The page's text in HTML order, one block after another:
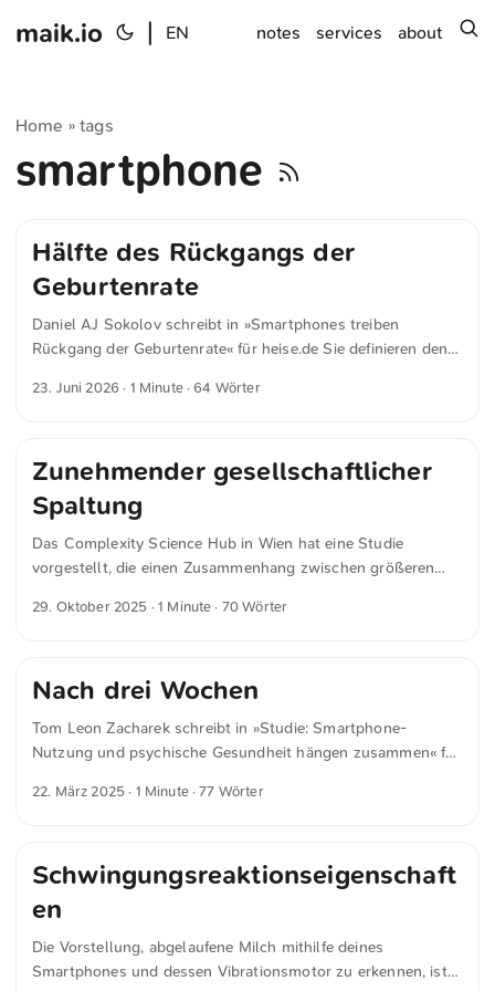
maik.io EN notes services about
Home »tags
smartphone
Hälfte des Rückgangs der
Geburtenrate
Daniel AJ Sokolov schreibt in »Smartphones treiben
Rückgang der Geburtenrate« für heise.de Sie definieren den
Markteinführung des iPhones im Jahr 2007. Durch
nach Berechnungsmethode, ein Drittel bis knapp über die
Hälfte des Rückgangs der Geburtenrate in den USA erklärt.
23. Juni 2026 · 1 Minute · 64 Wörter
Zunehmender gesellschaftlicher
Spaltung
Das Complexity Science Hub in Wien hat eine Studie
vorgestellt, die einen Zusammenhang zwischen größeren
Spaltung sieht. Die Forschenden vermuten, dass mehr
Alternativen gibt. Ich habe die Studie selbst nicht gelesen,
überzeugt bin ich noch nicht, aber der Gedanke ist
interessant.
29. Oktober 2025 · 1 Minute · 70 Wörter
Nach drei Wochen
Tom Leon Zacharek schreibt in »Studie: Smartphone-
Nutzung und psychische Gesundheit hängen zusammen« für
zwischen einer Smartphone-Nutzung von weniger als zwei
tritt den Forschern zufolge nach drei Wochen ein und baut
Prozent ab. Dagegen steigt die Schlafqualität um 18 Prozent
und das allgemeine Wohlbefinden um 14 Prozent. ...
22. März 2025 · 1 Minute · 77 Wörter
Schwingungsreaktionseigenschaft
en
Die Vorstellung, abgelaufene Milch mithilfe deines
Smartphones und dessen Vibrationsmotor zu erkennen, ist